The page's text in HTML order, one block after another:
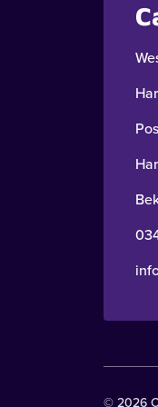
© 2026
’t